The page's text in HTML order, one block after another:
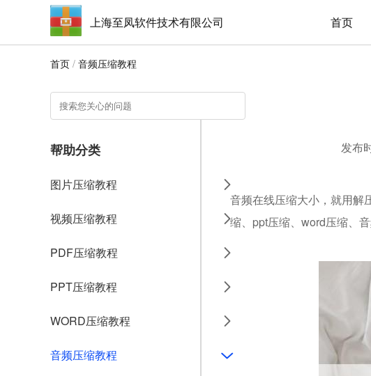
上海至凤软件技术有限公司 首页
首页 / 音频压缩教程
帮助分类
图片压缩教程
视频压缩教程
PDF压缩教程
PPT压缩教程
WORD压缩教程
音频压缩教程
发布
音频在线压缩大小，就用解
缩、ppt压缩、word压缩、